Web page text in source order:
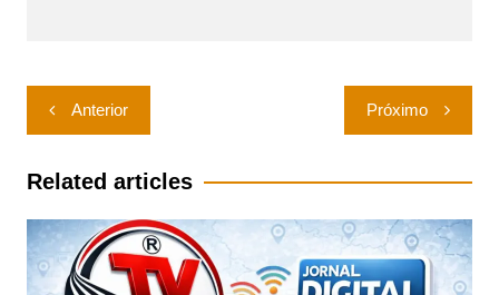
Navegação
de
Post
Anterior Próximo
Related articles